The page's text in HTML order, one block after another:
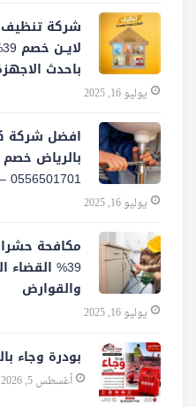
باحدث
يوليو 16, 2025
افضل شركة
0556501701‬‏ – تقارير معتمدة
يوليو 16, 2025
39%
والقوارض
يوليو 16, 2025
بودرة وجاء
أغسطس 5, 2026